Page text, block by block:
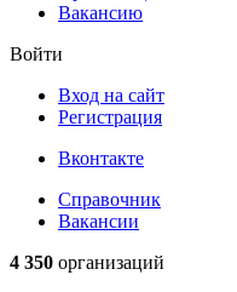
Вакансию
Войти
Вход на сайт
Регистрация
Вконтакте
Справочник
Вакансии
4 350 организаций